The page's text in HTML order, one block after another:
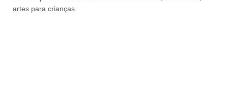
artes para crianças.